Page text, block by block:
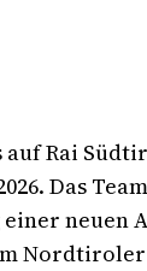
Rai
Das
neuen